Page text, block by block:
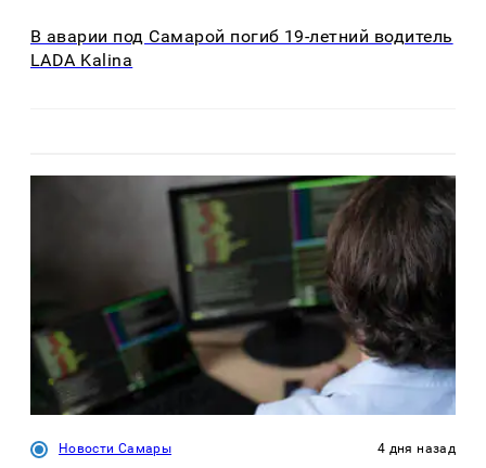
В аварии под Самарой погиб 19-летний водитель
LADA Kalina
Новости Самары 4 дня назад